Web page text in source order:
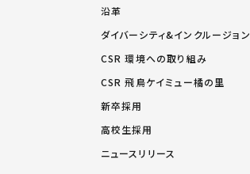
沿革
ダイバーシティ&インクルージョン
CSR 環境への取り組み
CSR 飛鳥ケイミュー橘の里
新卒採用
高校生採用
ニュースリリース